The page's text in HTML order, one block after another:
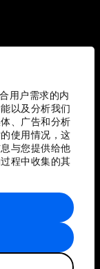
用户需求的内
以及分析我们
、广告和分析
使用情况，这
与您提供给他
程中收集的其